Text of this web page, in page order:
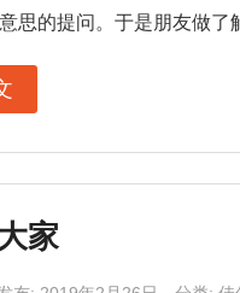
思的提问。于是朋友做
家